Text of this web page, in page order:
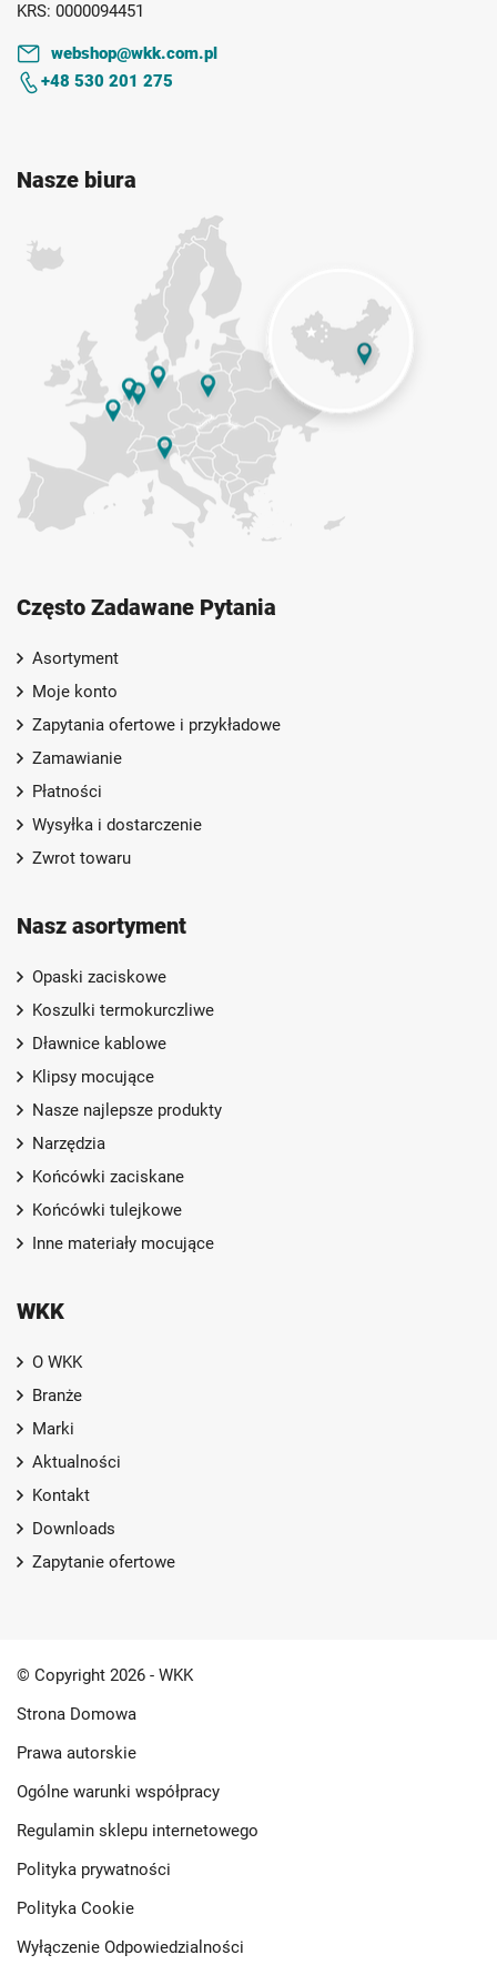
KRS: 0000094451
webshop@wkk.com.pl
+48 530 201 275
Nasze biura
Często Zadawane Pytania
Asortyment
Moje konto
Zapytania ofertowe i przykładowe
Zamawianie
Płatności
Wysyłka i dostarczenie
Zwrot towaru
Nasz asortyment
Opaski zaciskowe
Koszulki termokurczliwe
Dławnice kablowe
Klipsy mocujące
Nasze najlepsze produkty
Narzędzia
Końcówki zaciskane
Końcówki tulejkowe
Inne materiały mocujące
WKK
O WKK
Branże
Marki
Aktualności
Kontakt
Downloads
Zapytanie ofertowe
© Copyright 2026 - WKK
Strona Domowa
Prawa autorskie
Ogólne warunki współpracy
Regulamin sklepu internetowego
Polityka prywatności
Polityka Cookie
Wyłączenie Odpowiedzialności